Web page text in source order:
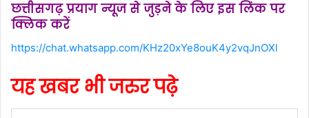
छत्तीसगढ़ प्रयाग न्यूज से जुड़ने के लिए इस लिंक पर
क्लिक करें
https://chat.whatsapp.com/KHz20xYe8ouK4y2vqJnOXl
यह खबर भी जरुर पढ़े